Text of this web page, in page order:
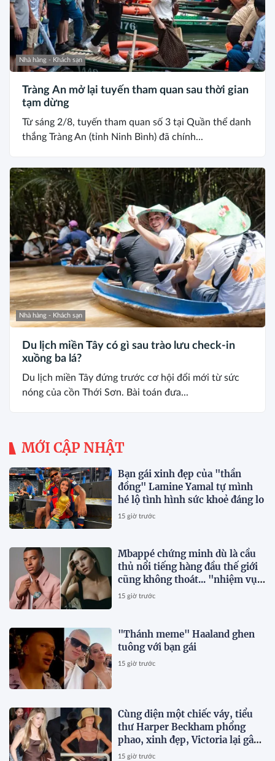
Nhà hàng - Khách sạn
Tràng An mở lại tuyến tham quan sau thời gian
tạm dừng
Từ sáng 2/8, tuyến tham quan số 3 tại Quần thể danh
thắng Tràng An (tỉnh Ninh Bình) đã chính...
Nhà hàng - Khách sạn
Du lịch miền Tây có gì sau trào lưu check-in
xuồng ba lá?
Du lịch miền Tây đứng trước cơ hội đổi mới từ sức
nóng của cồn Thới Sơn. Bài toán đưa...
MỚI CẬP NHẬT
Bạn gái xinh đẹp của "thần
đồng" Lamine Yamal tự mình
hé lộ tình hình sức khoẻ đáng lo
15 giờ trước
Mbappé chứng minh dù là cầu
thủ nổi tiếng hàng đầu thế giới
cũng không thoát... "nhiệm vụ
của bạn trai" khi ở cạnh mỹ
15 giờ trước
"Thánh meme" Haaland ghen
tuông với bạn gái
15 giờ trước
Cùng diện một chiếc váy, tiểu
thư Harper Beckham phổng
phao, xinh đẹp, Victoria lại gây
chú ý vì vóc dáng gầy gò
15 giờ trước